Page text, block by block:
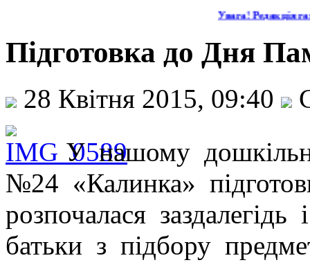
Увага! Редакція
Підготовка до Дня
28 Квітня 2015, 09:40
У нашому
№24 «Калинка»
розпочалася
батьки з підбору